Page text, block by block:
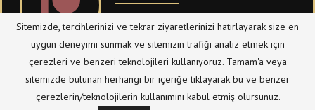
PATREONüzerinden sitemize bağışta
bulanabilirsiniz.
Bize Ulaşın Taziye Defteri
Sitemizde, tercihlerinizi ve tekrar ziyaretlerinizi hatırlayarak size en
uygun deneyimi sunmak ve sitemizin trafiği analiz etmek için
çerezleri ve benzeri teknolojileri kullanıyoruz. Tamam'a veya
sitemizde bulunan herhangi bir içeriğe tıklayarak bu ve benzer
çerezlerin/teknolojilerin kullanımını kabul etmiş olursunuz.